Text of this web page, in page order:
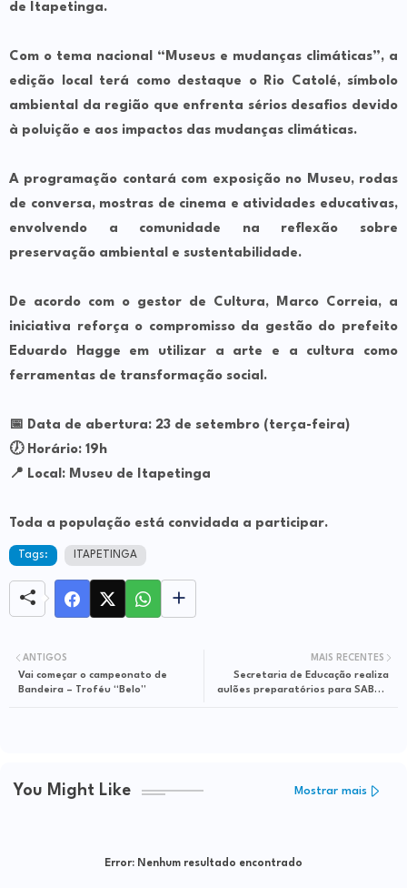
de Itapetinga.
Com o tema nacional “Museus e mudanças climáticas”, a
edição local terá como destaque o Rio Catolé, símbolo
ambiental da região que enfrenta sérios desafios devido
à poluição e aos impactos das mudanças climáticas.
A programação contará com exposição no Museu, rodas
de conversa, mostras de cinema e atividades educativas,
envolvendo a comunidade na reflexão sobre
preservação ambiental e sustentabilidade.
De acordo com o gestor de Cultura, Marco Correia, a
iniciativa reforça o compromisso da gestão do prefeito
Eduardo Hagge em utilizar a arte e a cultura como
ferramentas de transformação social.
📅 Data de abertura: 23 de setembro (terça-feira)
🕖 Horário: 19h
📍 Local: Museu de Itapetinga
Toda a população está convidada a participar.
Tags: ITAPETINGA
MAIS RECENTES
Secretaria de Educação realiza
aulões preparatórios para SABE e
ANTIGOS
Vai começar o campeonato de
Bandeira – Troféu “Belo”
You Might Like Mostrar mais
Error: Nenhum resultado encontrado